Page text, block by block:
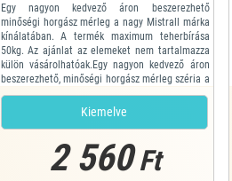
Egy nagyon kedvező áron beszerezhető
minőségi horgász mérleg a nagy Mistrall márka
kínálatában. A termék maximum teherbírása
50kg. Az ajánlat az elemeket nem tartalmazza
külön vásárolhatóak.Egy nagyon kedvező áron
beszerezhető, minőségi horgász mérleg széria a
nagy Mistrall márka kínálatában.
Teherbírása: Maximum50Kg
Kiemelve
2 560Ft